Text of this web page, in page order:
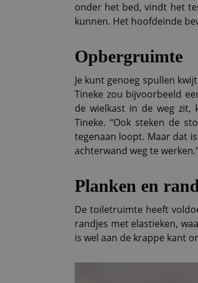
onder het bed, vindt het
kunnen. Het hoofdeinde
Opbergruimte
Je kunt genoeg spullen
Tineke zou bijvoorbeeld
de wielkast in de weg zit,
Tineke. “Ook steken de
tegenaan loopt. Maar dat
achterwand weg te
Planken en
De toiletruimte heeft
randjes met elastieken,
is wel aan de krappe kant